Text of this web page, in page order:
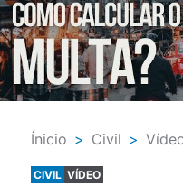
Ínicio > Civil >
CIVIL VÍDEO